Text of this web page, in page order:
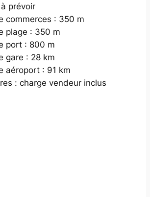
prévoir
commerces : 350 m
plage : 350 m
port : 800 m
gare : 28 km
aéroport : 91 km
: charge vendeur inclus